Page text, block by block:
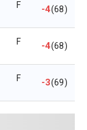
F -4(68)
F -4(68)
F -3(69)